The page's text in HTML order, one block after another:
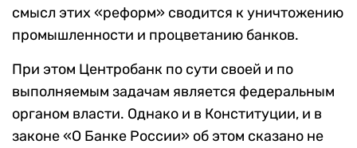
смысл этих «реформ» сводится к уничтожению
промышленности и процветанию банков.
При этом Центробанк по сути своей и по
выполняемым задачам является федеральным
органом власти. Однако и в Конституции, и в
законе «О Банке России» об этом сказано не